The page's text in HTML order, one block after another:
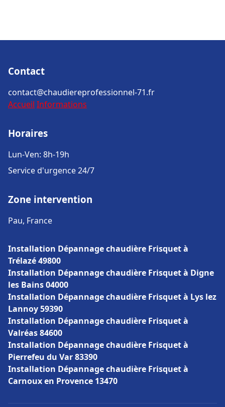
Contact
contact@chaudiereprofessionnel-71.fr
Accueil Informations
Horaires
Lun-Ven: 8h-19h
Service d'urgence 24/7
Zone intervention
Pau, France
Installation Dépannage chaudière Frisquet à
Trélazé 49800
Installation Dépannage chaudière Frisquet à Digne
les Bains 04000
Installation Dépannage chaudière Frisquet à Lys lez
Lannoy 59390
Installation Dépannage chaudière Frisquet à
Valréas 84600
Installation Dépannage chaudière Frisquet à
Pierrefeu du Var 83390
Installation Dépannage chaudière Frisquet à
Carnoux en Provence 13470